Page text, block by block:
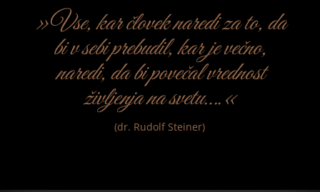
»Vse, kar človek naredi za to, da
bi v sebi prebudil, kar je večno,
naredi, da bi povečal vrednost
življenja na svetu….«
(dr. Rudolf Steiner)